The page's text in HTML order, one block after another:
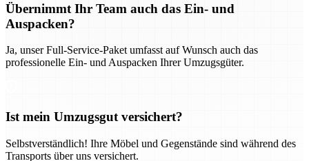
Übernimmt Ihr Team auch das Ein- und
Auspacken?
Ja, unser Full-Service-Paket umfasst auf Wunsch auch das
professionelle Ein- und Auspacken Ihrer Umzugsgüter.
Ist mein Umzugsgut versichert?
Selbstverständlich! Ihre Möbel und Gegenstände sind während des
Transports über uns versichert.